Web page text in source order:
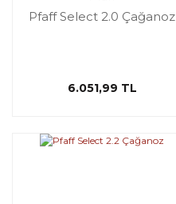
Pfaff Select 2.0 Çağanoz
6.051,99 TL